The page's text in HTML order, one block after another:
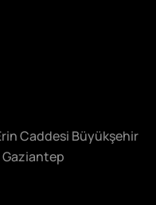
Caddesi Büyükşehir
Gaziantep